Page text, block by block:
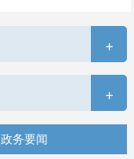
+
+
政务要闻